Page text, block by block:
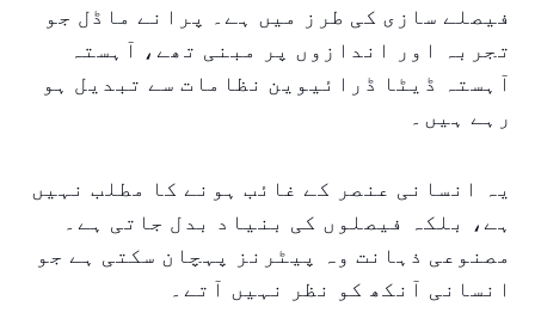
فیصلے سازی کی طرز میں ہے۔ پرانے ماڈل جو
تجربہ اور اندازوں پر مبنی تھے، آہستہ
آہستہ ڈیٹا ڈرائیوین نظامات سے تبدیل ہو
رہے ہیں۔
یہ انسانی عنصر کے غائب ہونے کا مطلب نہیں
ہے، بلکہ فیصلوں کی بنیاد بدل جاتی ہے۔
مصنوعی ذہانت وہ پیٹرنز پہچان سکتی ہے جو
انسانی آنکھ کو نظر نہیں آتے۔